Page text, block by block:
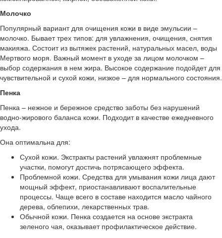
Молочко
Популярный вариант для очищения кожи в виде эмульсии –
молочко. Бывает трех типов: для увлажнения, очищения, снятия
макияжа. Состоит из вытяжек растений, натуральных масел, воды
Мертвого моря. Важный момент в уходе за лицом молочком –
выбор содержания в нем жира. Высокое содержание подойдет для
чувствительной и сухой кожи, низкое – для нормального состояния.
Пенка
Пенка – нежное и бережное средство заботы без нарушений
водно-жирового баланса кожи. Подходит в качестве ежедневного
ухода.
Она оптимальна для:
Сухой кожи. Экстракты растений увлажнят проблемные
участки, помогут достичь потрясающего эффекта.
Проблемной кожи. Средства для умывания кожи лица дают
мощный эффект, приостанавливают воспалительные
процессы. Чаще всего в составе находится масло чайного
дерева, облепихи, лекарственных трав.
Обычной кожи. Пенка создается на основе экстракта
зеленого чая, оказывает профилактическое действие.